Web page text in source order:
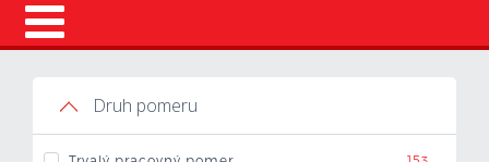
Ponuky práce
Druh pomeru